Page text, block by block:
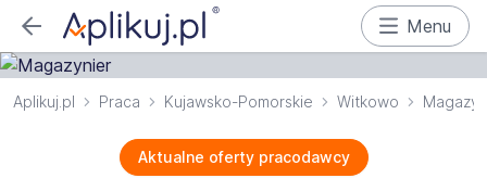
Menu
Aplikuj.pl Praca Kujawsko-Pomorskie Witkowo
Aktualne oferty pracodawcy